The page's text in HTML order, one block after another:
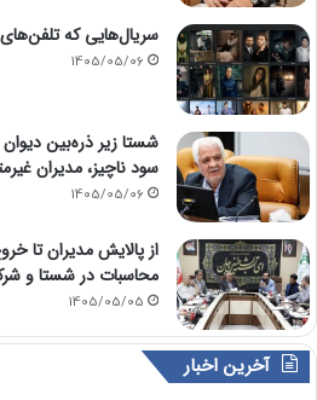
سریال‌هایی که
1405/05/06
شستا زیر ذره‌بین
سود ناچیز، مدیران
1405/05/06
از پالایش مدیران تا
محاسبات در شستا و
1405/05/05
آخرین اخبار